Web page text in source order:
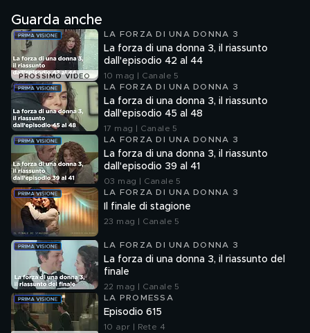
Guarda anche
PROSSIMO VIDEO
LA FORZA DI UNA DONNA 3
La forza di una donna 3, il riassunto
dall'episodio 42 al 44
10 mag | Canale 5
LA FORZA DI UNA DONNA 3
La forza di una donna 3, il riassunto
dall'episodio 45 al 48
17 mag | Canale 5
LA FORZA DI UNA DONNA 3
La forza di una donna 3, il riassunto
dall'episodio 39 al 41
03 mag | Canale 5
LA FORZA DI UNA DONNA 3
Il finale di stagione
23 mag | Canale 5
LA FORZA DI UNA DONNA 3
La forza di una donna 3, il riassunto del
finale
22 mag | Canale 5
LA PROMESSA
Episodio 615
10 apr | Rete 4